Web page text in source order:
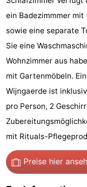
Domburg
Hof
Domburg
-
Westhove
Hotels
Zimmer
(mit
Frühstück)
Lastminutes
Strand
Sehen
&
tun
-
Museen
-
Denkmäler
-
ein Badezimmmer mit
sowie eine separate
Sie eine
Wohnzimmer aus
mit Gartenmöbeln.
Wijngaerde ist
pro Person, 2
mit Rituals-
Preise hier